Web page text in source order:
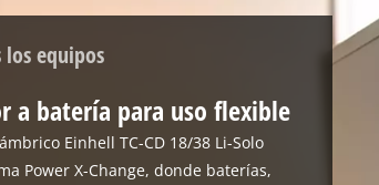
equipos
a batería para uso flexible
Einhell TC-CD 18/38 Li-Solo
Power X-Change, donde baterías,